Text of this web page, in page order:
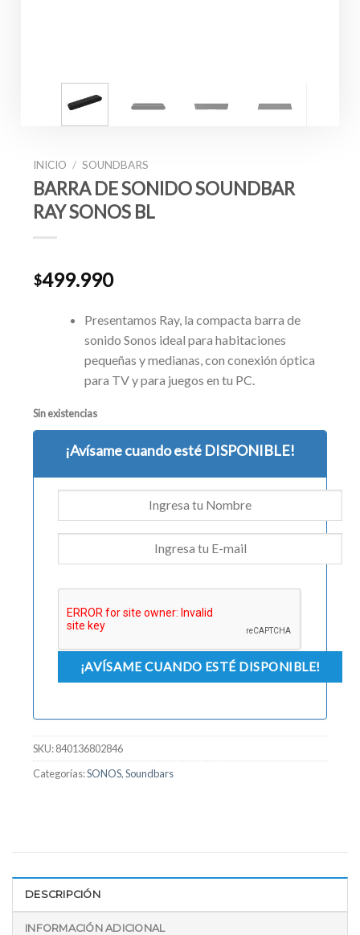
INICIO / SOUNDBARS
BARRA DE SONIDO SOUNDBAR
RAY SONOS BL
$499.990
Presentamos Ray, la compacta barra de
sonido Sonos ideal para habitaciones
pequeñas y medianas, con conexión óptica
para TV y para juegos en tu PC.
Sin existencias
¡Avísame cuando esté DISPONIBLE!
SKU:840136802846
Categorías:SONOS,Soundbars
DESCRIPCIÓN
INFORMACIÓN ADICIONAL